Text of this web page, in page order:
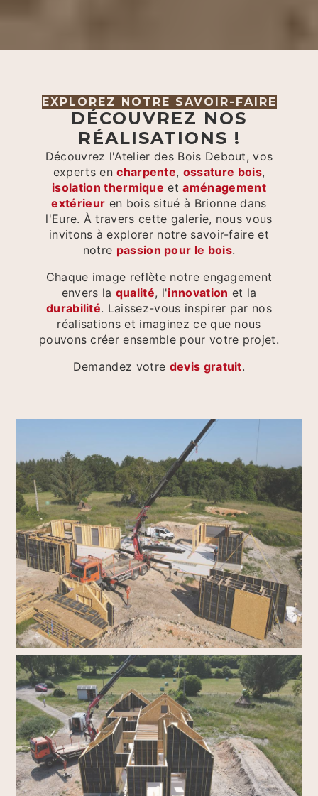
EXPLOREZ NOTRE SAVOIR-FAIRE
DÉCOUVREZ NOS
RÉALISATIONS !
Découvrez l'Atelier des Bois Debout, vos
experts encharpente, ossature bois,
isolation thermique etaménagement
extérieur en bois situé à Brionne dans
l'Eure. À travers cette galerie, nous vous
invitons à explorer notre savoir-faire et
notre passion pour le bois.
Chaque image reflète notre engagement
envers la qualité, l'innovation et la
durabilité. Laissez-vous inspirer par nos
réalisations et imaginez ce que nous
pouvons créer ensemble pour votre projet.
Demandez votre devis gratuit.